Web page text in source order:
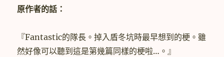
原作者的話：
『Fantastic的隊長。掉入盾冬坑時最早想到的梗。雖
然好像可以聽到這是第幾篇同樣的梗啦…。』